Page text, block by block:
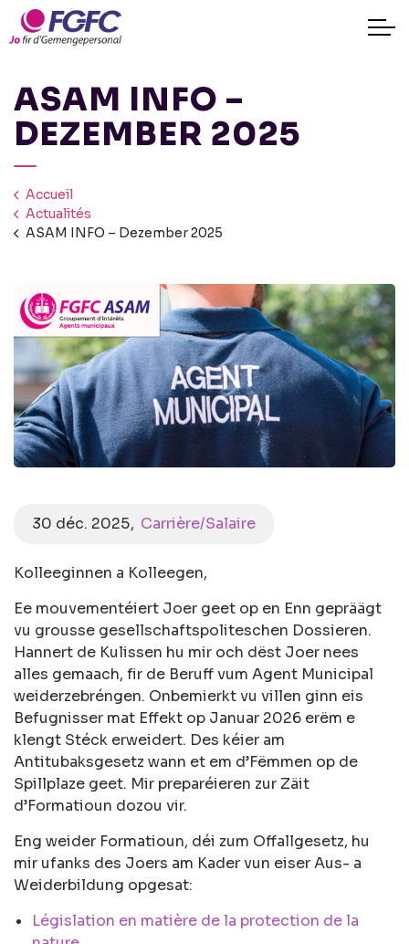
ASAM INFO –
DEZEMBER 2025
Accueil
Actualités
ASAM INFO – Dezember 2025
30 déc. 2025 Carrière/Salaire
Kolleeginnen a Kolleegen,
Ee mouvementéiert Joer geet op en Enn gepräägt
vu grousse gesellschaftspoliteschen Dossieren.
Hannert de Kulissen hu mir och dëst Joer nees
alles gemaach, fir de Beruff vum Agent Municipal
weiderzebréngen. Onbemierkt vu villen ginn eis
Befugnisser mat Effekt op Januar 2026 erëm e
klengt Stéck erweidert. Des kéier am
Antitubaksgesetz wann et em d’Fëmmen op de
Spillplaze geet. Mir preparéieren zur Zäit
d’Formatioun dozou vir.
Eng weider Formatioun, déi zum Offallgesetz, hu
mir ufanks des Joers am Kader vun eiser Aus- a
Weiderbildung opgesat:
Législation en matière de la protection de la